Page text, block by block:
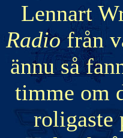
Lennart
Radio från
ännu så
timme om
roligaste